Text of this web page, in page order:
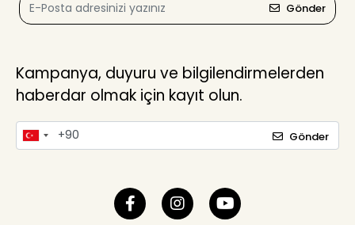
Gönder
Kampanya, duyuru ve bilgilendirmelerden
haberdar olmak için kayıt olun.
Gönder